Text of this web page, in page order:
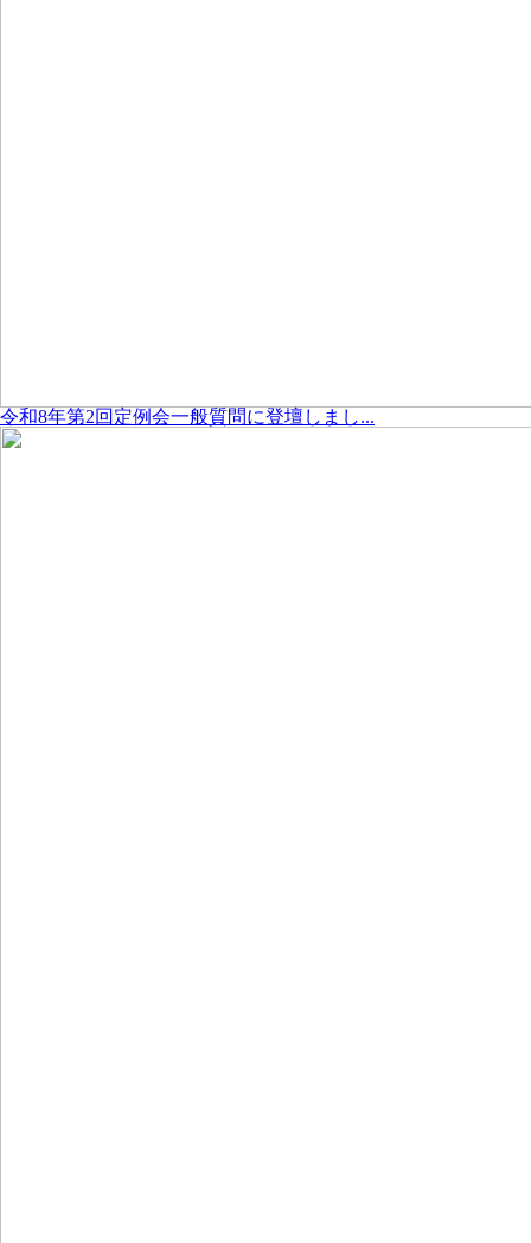
令和8年第2回定例会一般質問に登壇しまし...